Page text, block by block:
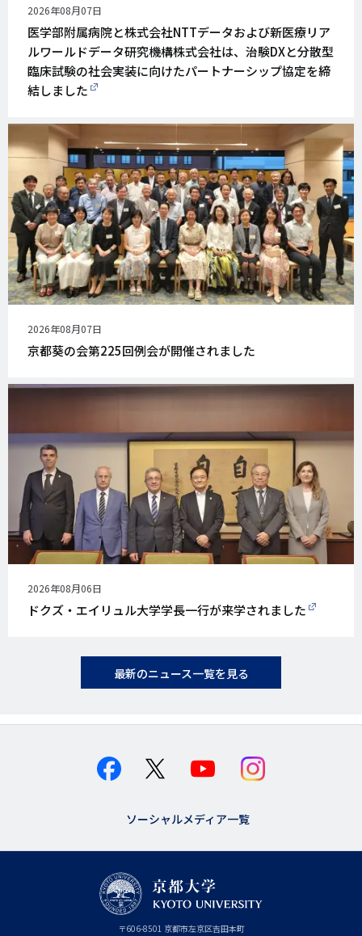
公
開
日
2026年08月07日
医学部附属病院と株式会社NTTデータおよび新医療リア
ルワールドデータ研究機構株式会社は、治験DXと分散型
臨床試験の社会実装に向けたパートナーシップ協定を締
結しました
公
開
日
2026年08月07日
京都葵の会第225回例会が開催されました
公
開
日
2026年08月06日
ドクズ・エイリュル大学学長一行が来学されました
最新のニュース一覧を見る
ソーシャルメディア一覧
〒606-8501 京
京都市左京区吉田本町